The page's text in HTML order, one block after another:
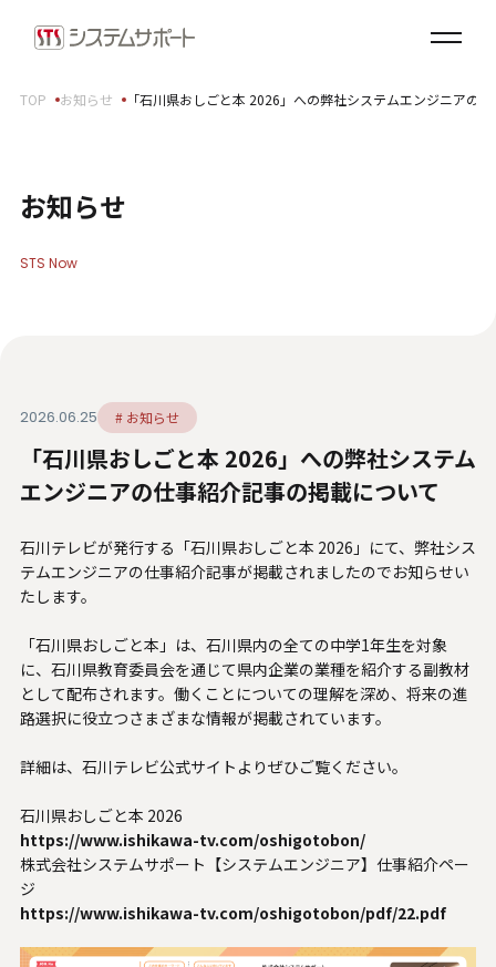
ソリューション・プロダクト
企業情報
拠点案内
SDGsへの取り組み
健康経営宣言
ダイバーシティ・エクイティ＆インクルージョン
採用情報
ビジネスパートナーの皆様へ
Microsoft Base Kanazawa
事例紹介
SNS公式アカウント一覧
English
TOP お知らせ 「石川県おしごと本 2026」への弊社システムエンジニアの
お知らせ
STS Now
2026.06.25 # お知らせ
「石川県おしごと本 2026」への弊社システム
エンジニアの仕事紹介記事の掲載について
石川テレビが発行する「石川県おしごと本 2026」にて、弊社シス
テムエンジニアの仕事紹介記事が掲載されましたのでお知らせい
たします。
「石川県おしごと本」は、石川県内の全ての中学1年生を対象
に、石川県教育委員会を通じて県内企業の業種を紹介する副教材
として配布されます。働くことについての理解を深め、将来の進
路選択に役立つさまざまな情報が掲載されています。
詳細は、石川テレビ公式サイトよりぜひご覧ください。
石川県おしごと本 2026
https://www.ishikawa-tv.com/oshigotobon/
株式会社システムサポート【システムエンジニア】仕事紹介ペー
ジ
https://www.ishikawa-tv.com/oshigotobon/pdf/22.pdf